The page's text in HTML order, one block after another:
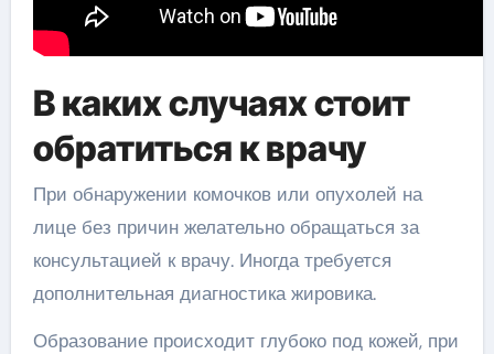
В каких случаях стоит
обратиться к врачу
При обнаружении комочков или опухолей на
лице без причин желательно обращаться за
консультацией к врачу. Иногда требуется
дополнительная диагностика жировика.
Образование происходит глубоко под кожей, при